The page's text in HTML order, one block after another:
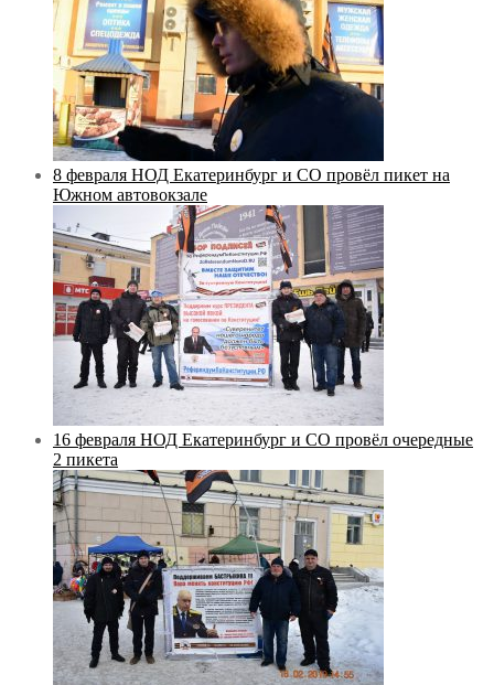
8 февраля НОД Екатеринбург и СО провёл пикет на
Южном автовокзале
16 февраля НОД Екатеринбург и СО провёл очередные
2 пикета